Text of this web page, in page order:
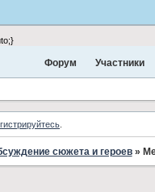
Форум Участники
сюжета и героев »